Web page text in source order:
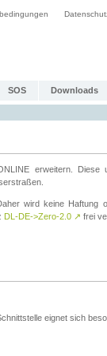
SOS Downloads
erweitern. Diese
wird keine Haftung
DL-DE->Zero-2.0 ↗ frei
eignet sich